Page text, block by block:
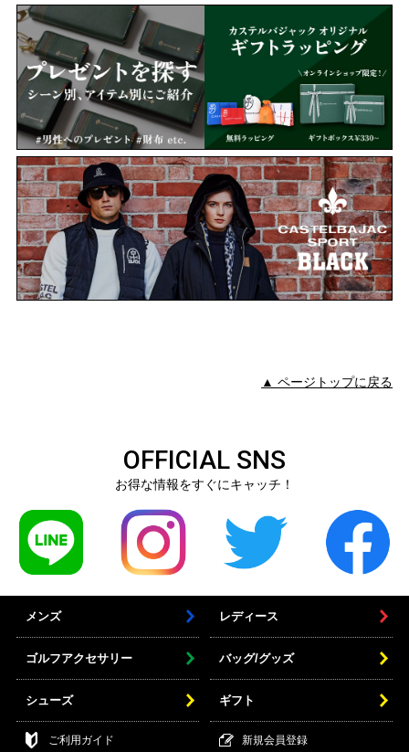
▲ ページトップに戻る
OFFICIAL SNS
お得な情報をすぐにキャッチ！
メンズ レディース
ゴルフアクセサリー バッグ/グッズ
シューズ ギフト
ご利用ガイド 新規会員登録